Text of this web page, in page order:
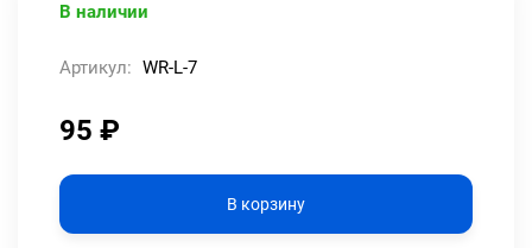
В наличии
Артикул: WR-L-7
95 ₽
В корзину